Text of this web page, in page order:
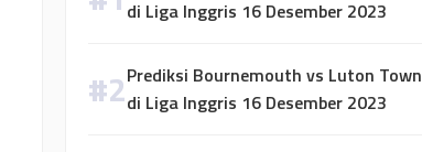
di Liga Inggris 16 Desember 2023
Prediksi Bournemouth vs Luton Town
di Liga Inggris 16 Desember 2023